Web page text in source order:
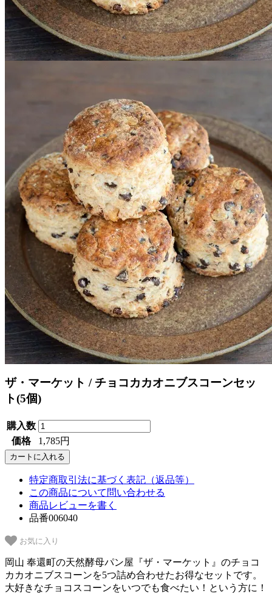
ザ・マーケット / チョコカカオニブスコーンセッ
ト(5個)
購入数
価格
1,785円
特定商取引法に基づく表記（返品等）
この商品について問い合わせる
商品レビューを書く
品番006040
お気に入り
岡山 奉還町の天然酵母パン屋『ザ・マーケット』のチョコ
カカオニブスコーンを5つ詰め合わせたお得なセットです。
大好きなチョコスコーンをいつでも食べたい！という方に！